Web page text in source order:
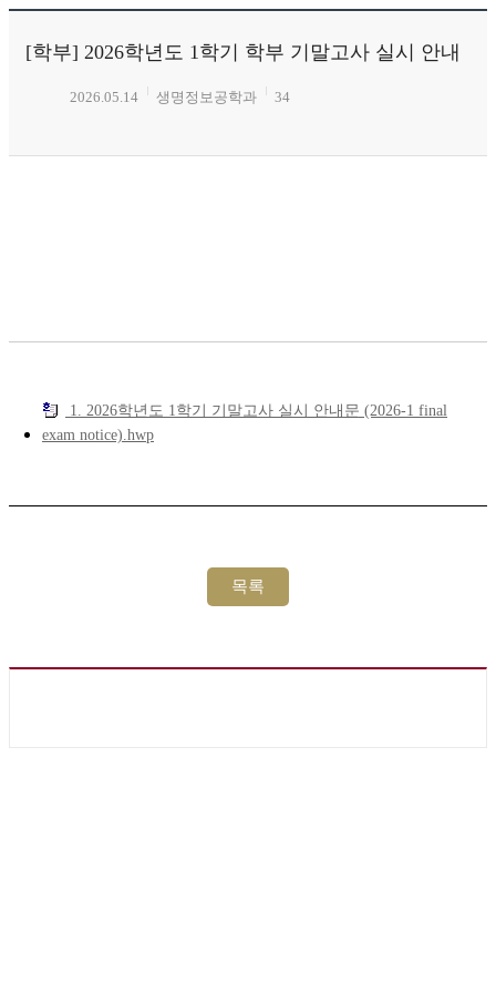
[학부] 2026학년도 1학기 학부 기말고사 실시 안내
2026.05.14 생명정보공학과 34
1. 2026학년도 1학기 기말고사 실시 안내문 (2026-1 final
exam notice).hwp